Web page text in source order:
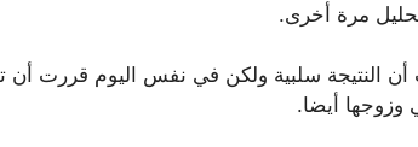
مرة أخرى.
النتيجة سلبية ولكن في نفس اليوم قررت أن
وزوجها أيضا.